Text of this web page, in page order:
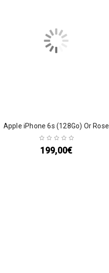
Apple iPhone 6s (128Go) Or Rose
199,00€